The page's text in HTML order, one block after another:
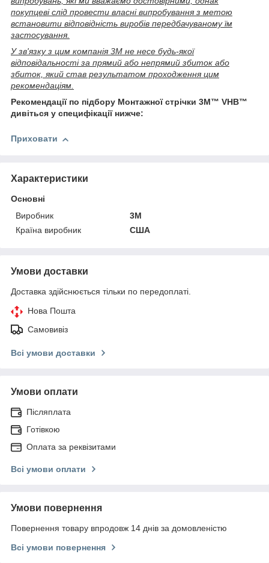
покупцеві слід провести власні випробування з метою
встановити відповідність виробів передбачуваному їм
застосування.
У зв'язку з цим компанія 3М не несе будь-якої
відповідальності за прямий або непрямий збиток або
збиток, який став результатом проходження цим
рекомендаціям.
Рекомендації по підбору Монтажної стрічки 3M™ VHB™
дивіться у специфікації нижче:
Приховати
Характеристики
Основні
Виробник
3М
Країна виробник
США
Умови доставки
Доставка здійснюється тільки по передоплаті.
Нова Пошта
Самовивіз
Всі умови доставки
Умови оплати
Післяплата
Готівкою
Оплата за реквізитами
Всі умови оплати
Умови повернення
Повернення товару впродовж 14 днів за домовленістю
Всі умови повернення